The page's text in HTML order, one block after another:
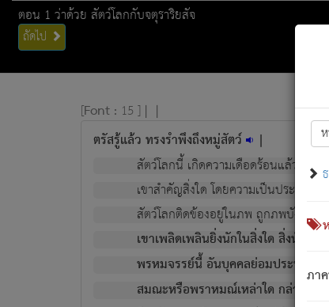
ตอน 1 ว่าด้วย สัตว์โลกกับจตุราริยสัจ
ถัดไป
ภา
[Font : 15 ] | |
ตรัสรู้แล้ว ทรงรำพึงถึงหมู่สัตว์ |
สัตว์โลกนี้ เกิดความเดือดร้อนแล้ว มีผั
เขาสำคัญสิ่งใด โดยความเป็นประการ
สัตว์โลกติดข้องอยู่ในภพ ถูกภพบังหน้าแ
เขาเพลิดเพลินยิ่งนักในสิ่งใด สิ่งนั้นเป็น
พรหมจรรย์นี้ อันบุคคลย่อมประพฤติ
สมณะหรือพราหมณ์เหล่าใด กล่าวค